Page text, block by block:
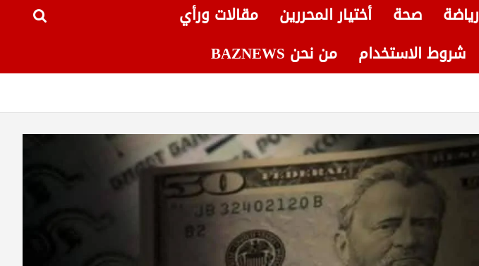
رياضة صحة أختيار المحررين
مقالات ورأي
شروط الاستخدام
من نحن BAZNEWS